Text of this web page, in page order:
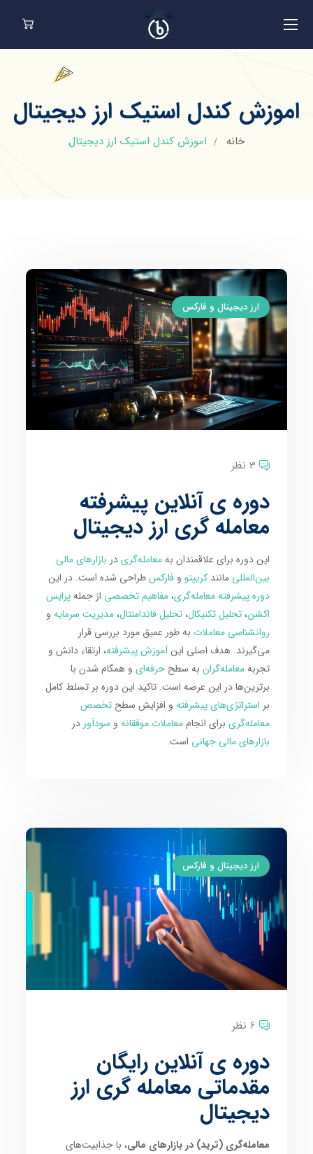
اموزش کندل استیک ارز دیجیتال
خانه اموزش کندل استیک ارز دیجیتال
ارز دیجیتال و فارکس
3 نظر
دوره ی آنلاین پیشرفته
معامله گری ارز دیجیتال
این دوره برای علاقمندان بهمعامله‌گریدر بازارهای مالی
بین‌المللی مانندکریپتو وفارکسطراحی شده است. در این
دوره پیشرفته معامله‌گری،مفاهیم تخصصی از جملهپرایس
اکشن،تحلیل تکنیکال،تحلیل فاندامنتال،مدیریت سرمایه و
روانشناسی معاملات به طور عمیق مورد بررسی قرار
می‌گیرند. هدف اصلی اینآموزش پیشرفته، ارتقاء دانش و
تجربهمعامله‌گران به سطححرفه‌ای و همگام شدن با
برترین‌ها در این عرصه است. تاکید این دوره بر تسلط کامل
بر استراتژی‌های پیشرفته و افزایش سطحتخصص
معامله‌گری برای انجاممعاملات موفقانه و سودآور در
بازارهای مالی جهانی است.
ارز دیجیتال و فارکس
6 نظر
دوره ی آنلاین رایگان
مقدماتی معامله گری ارز
دیجیتال
معامله‌گری (ترید) در بازارهای مالی، با جذابیت‌های